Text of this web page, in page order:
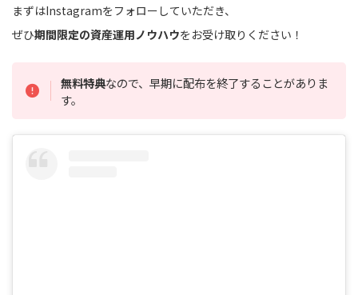
まずはInstagramをフォローしていただき、
ぜひ期間限定の資産運用ノウハウをお受け取りください！
無料特典なので、早期に配布を終了することがありま
す。